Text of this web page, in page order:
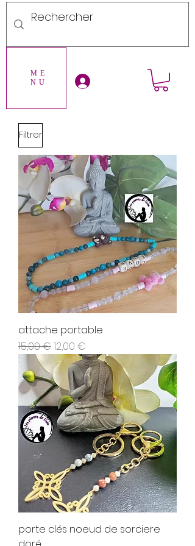
ME
NU
Se connecter
Filtrer
attache portable
Prix original
15,00 €Prix promotionnel
12,00 €
porte clés noeud de sorciere